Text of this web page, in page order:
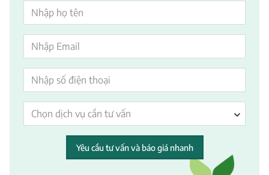
Chọn dịch vụ cần tư vấn
Yêu cầu tư vấn và báo giá nhanh